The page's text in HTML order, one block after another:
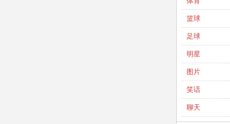
篮球
足球
明星
图片
笑话
聊天